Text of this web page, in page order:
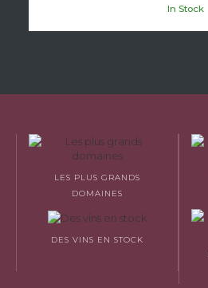
In Stock
LES PLUS GRANDS
DOMAINES
DES VINS EN STOCK